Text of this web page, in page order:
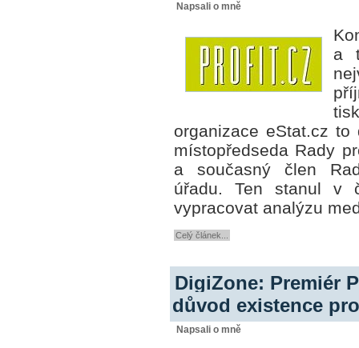
Napsali o mně
a
organizace eStat.cz
místopředseda Rady
a současný člen
úřadu. Ten stanul v
vypracovat analýzu
Celý článek...
DigiZone: Premiér
důvod existence
Napsali o mně